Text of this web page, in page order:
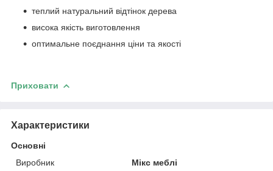
теплий натуральний відтінок дерева
висока якість виготовлення
оптимальне поєднання ціни та якості
Приховати
Характеристики
Основні
Виробник
Мікс меблі